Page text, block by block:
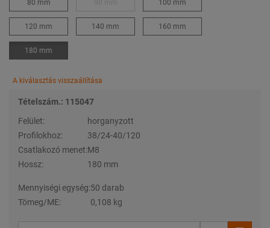
80 mm 100 mm
120 mm 140 mm 160 mm
180 mm
A kiválasztás visszaállítása
Tételszám.: 115047
Felület:
horganyzott
Profilokhoz:
38/24-40/120
Csatlakozó menet:M8
Hossz:
180 mm
Mennyiségi egység:50 darab
Tömeg/ME:
0,108 kg